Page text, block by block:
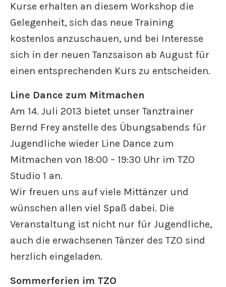
Kurse erhalten an diesem Workshop die
Gelegenheit, sich das neue Training
kostenlos anzuschauen, und bei Interesse
sich in der neuen Tanzsaison ab August für
einen entsprechenden Kurs zu entscheiden.
Line Dance zum Mitmachen
Am 14. Juli 2013 bietet unser Tanztrainer
Bernd Frey anstelle des Übungsabends für
Jugendliche wieder Line Dance zum
Mitmachen von 18:00 – 19:30 Uhr im TZO
Studio 1 an.
Wir freuen uns auf viele Mittänzer und
wünschen allen viel Spaß dabei. Die
Veranstaltung ist nicht nur für Jugendliche,
auch die erwachsenen Tänzer des TZO sind
herzlich eingeladen.
Sommerferien im TZO